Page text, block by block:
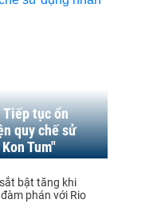
Tiếp tục ổn
quy chế sử
Tum"
bật tăng khi
phán với Rio